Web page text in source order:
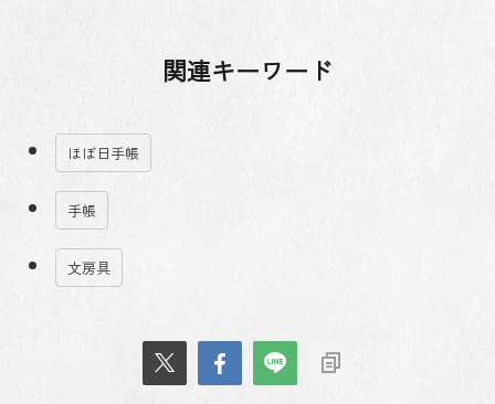
関連キーワード
ほぼ日手帳
手帳
文房具